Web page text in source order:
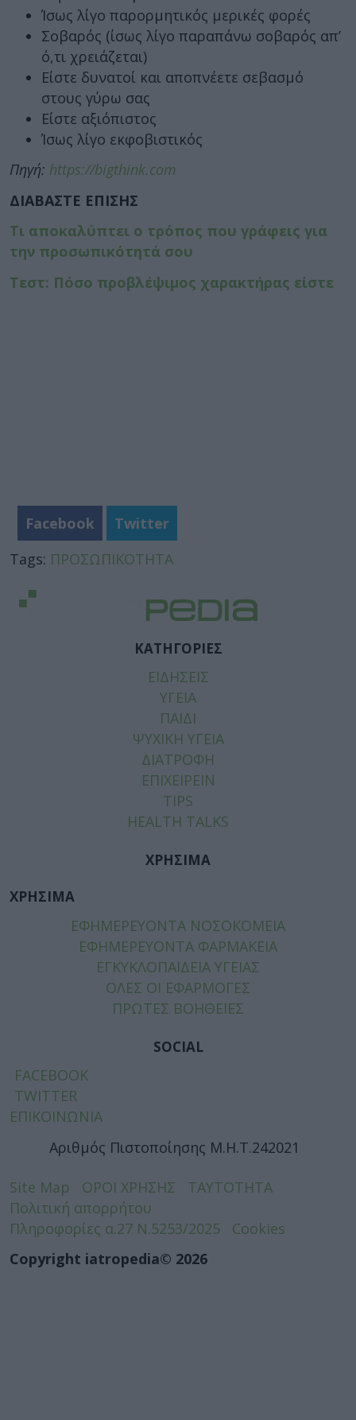
Ίσως λίγο παρορμητικός μερικές φορές
Σοβαρός (ίσως λίγο παραπάνω σοβαρός απ’
ό,τι χρειάζεται)
Είστε δυνατοί και αποπνέετε σεβασμό
στους γύρω σας
Είστε αξιόπιστος
Ίσως λίγο εκφοβιστικός
Πηγή: https://bigthink.com
ΔΙΑΒΑΣΤΕ ΕΠΙΣΗΣ
Τι αποκαλύπτει ο τρόπος που γράφεις για
την προσωπικότητά σου
Τεστ: Πόσο προβλέψιμος χαρακτήρας είστε
Facebook
Twitter
Tags: ΠΡΟΣΩΠΙΚΟΤΗΤΑ
ΚΑΤΗΓΟΡΙΕΣ
ΕΙΔΗΣΕΙΣ
ΥΓΕΙΑ
ΠΑΙΔΙ
ΨΥΧΙΚΗ ΥΓΕΙΑ
ΔΙΑΤΡΟΦΗ
ΕΠΙΧΕΙΡΕΙΝ
TIPS
HEALTH TALKS
ΧΡΗΣΙΜΑ
ΧΡΗΣΙΜΑ
ΕΦΗΜΕΡΕΥΟΝΤΑ ΝΟΣΟΚΟΜΕΙΑ
ΕΦΗΜΕΡΕΥΟΝΤΑ ΦΑΡΜΑΚΕΙΑ
ΕΓΚΥΚΛΟΠΑΙΔΕΙΑ ΥΓΕΙΑΣ
ΟΛΕΣ ΟΙ ΕΦΑΡΜΟΓΕΣ
ΠΡΩΤΕΣ ΒΟΗΘΕΙΕΣ
SOCIAL
FACEBOOK
TWITTER
ΕΠΙΚΟΙΝΩΝΙΑ
Αριθμός Πιστοποίησης Μ.Η.Τ.242021
Site Map ΟΡΟΙ ΧΡΗΣΗΣ
ΤΑΥΤΟΤΗΤΑ
Πολιτική απορρήτου
Πληροφορίες α.27 Ν.5253/2025
Cookies
Copyright iatropedia© 2026